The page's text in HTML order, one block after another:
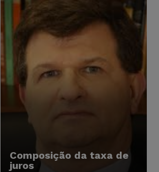
Composição da taxa de
juros